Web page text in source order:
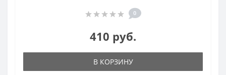
0
410 руб.
В КОРЗИНУ